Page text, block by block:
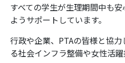
すべての学生が生理期間中も
ようサポートしています。
行政や企業、PTAの皆様と協
る社会インフラ整備や女性活躍